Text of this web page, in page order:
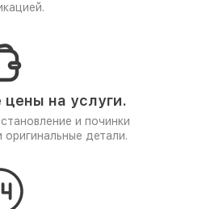
на услуги.
и починки
детали.